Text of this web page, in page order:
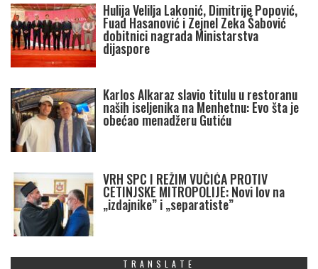
Hulija Velilja Lakonić, Dimitrije Popović,
Fuad Hasanović i Zejnel Zeka Šabović
dobitnici nagrada Ministarstva
dijaspore
Karlos Alkaraz slavio titulu u restoranu
naših iseljenika na Menhetnu: Evo šta je
obećao menadžeru Gutiću
VRH SPC I REŽIM VUČIĆA PROTIV
CETINJSKE MITROPOLIJE: Novi lov na
„izdajnike” i „separatiste”
TRANSLATE